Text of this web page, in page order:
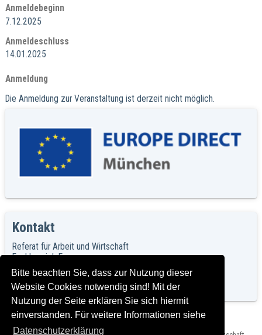
Bitte beachten Sie, dass zur Nutzung dieser
Website Cookies notwendig sind! Mit der
Nutzung der Seite erklären Sie sich hiermit
einverstanden. Für weitere Informationen siehe
Datenschutzerklärung
Anmeldebeginn
7.12.2025
Anmeldeschluss
14.01.2025
Anmeldung
Die Anmeldung zur Veranstaltung ist derzeit nicht möglich.
Kontakt
Referat für Arbeit und Wirtschaft
Fachbereich Europa
Herzog-Wilhelm-Straße 15
80331 München
europe-direct@muenchen.de